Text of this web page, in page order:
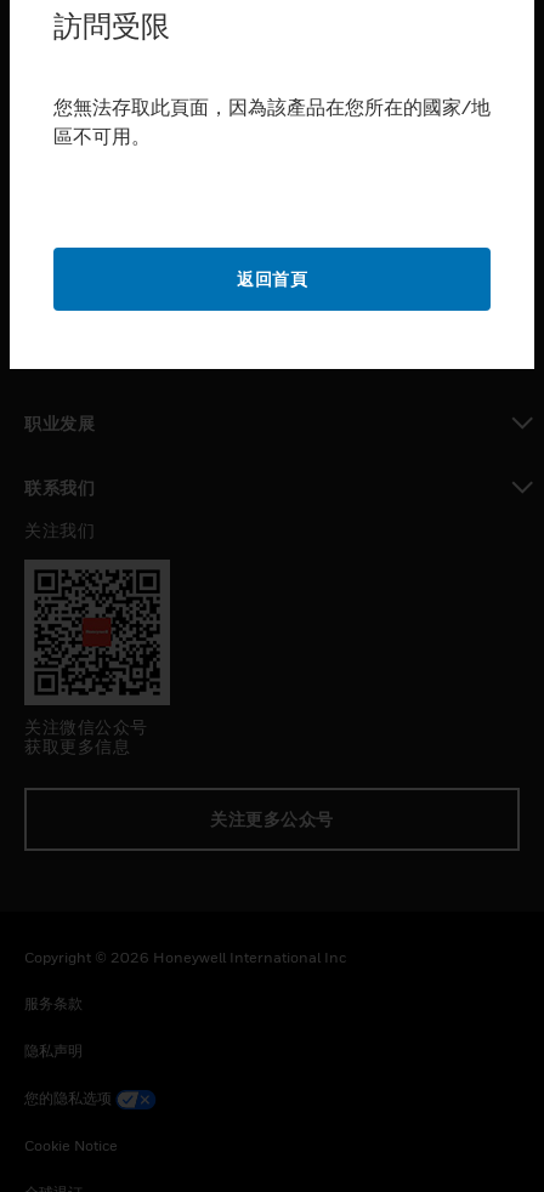
toggle view
服务
行业
toggle view
职业发展
联系我们
toggle view
关注我们
关注微信公众号
获取更多信息
关注更多公众号
Copyright © 2026 Honeywell International Inc
服务条款
隐私声明
您的隐私选项
Cookie Notice
訪問受限
您無法存取此頁面，因為該產品在您所在的國家/地
區不可用。
返回首頁